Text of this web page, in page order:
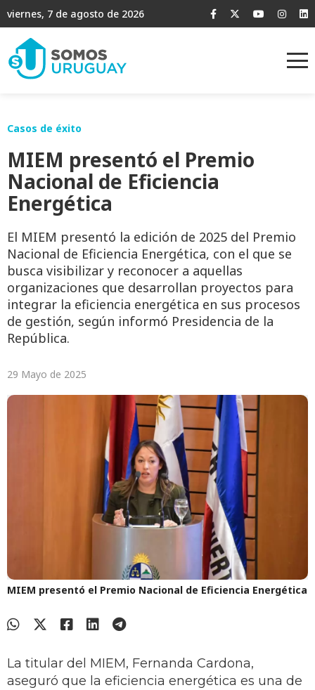
viernes, 7 de agosto de 2026
Casos de éxito
MIEM presentó el Premio
Nacional de Eficiencia
Energética
El MIEM presentó la edición de 2025 del Premio
Nacional de Eficiencia Energética, con el que se
busca visibilizar y reconocer a aquellas
organizaciones que desarrollan proyectos para
integrar la eficiencia energética en sus procesos
de gestión, según informó Presidencia de la
República.
29 Mayo de 2025
MIEM presentó el Premio Nacional de Eficiencia Energética
La titular del MIEM, Fernanda Cardona,
aseguró que la eficiencia energética es una de